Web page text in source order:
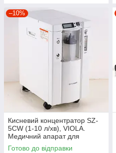
–10%
Кисневий концентратор SZ-
5CW (1-10 л/хв), VIOLA.
Медичний апарат для
кисневої терапії
Готово до відправки